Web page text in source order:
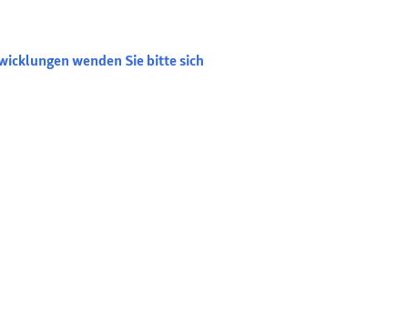
wenden Sie bitte sich